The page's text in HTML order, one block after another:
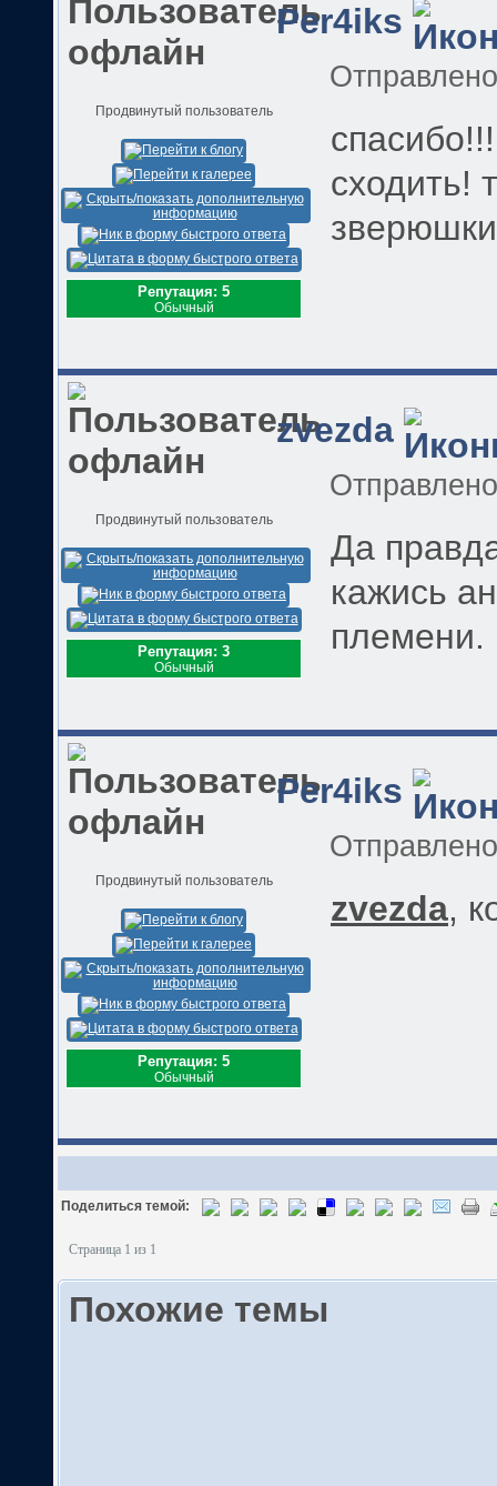
Per4iks
Продвинутый пользователь
Репутация: 5
Обычный
сходить!
zvezda
Продвинутый пользователь
Репутация: 3
Обычный
Да
кажись
племени.
Per4iks
Продвинутый пользователь
Репутация: 5
Обычный
zvezda,
Поделиться темой:
Страница 1 из 1
Похожие темы